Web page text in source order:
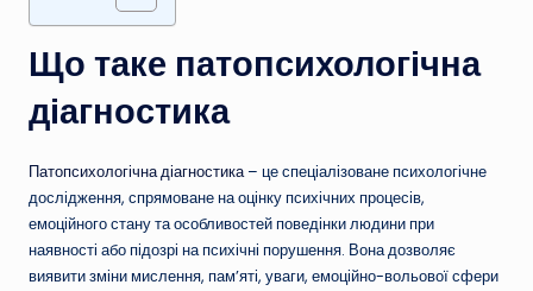
Що таке патопсихологічна
діагностика
Патопсихологічна діагностика– це спеціалізоване психологічне
дослідження, спрямоване на оцінку психічних процесів,
емоційного стану та особливостей поведінки людини при
наявності або підозрі на психічні порушення. Вона дозволяє
виявити зміни мислення, пам’яті, уваги, емоційно-вольової сфери